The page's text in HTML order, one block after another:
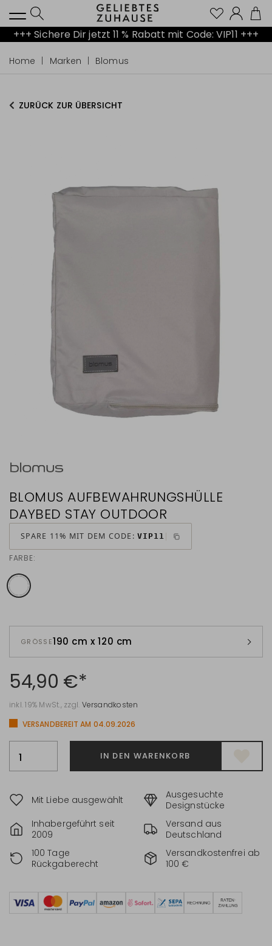
+++ Sichere Dir jetzt 11 % Rabatt mit Code: VIP11 +++
Home Marken Blomus
ZURÜCK ZUR ÜBERSICHT
BLOMUS AUFBEWAHRUNGSHÜLLE
DAYBED STAY OUTDOOR
SPARE 11% MIT DEM CODE: VIP11
FARBE:
GRÖSSE 190 cm x 120 cm
54,90 €*
inkl. 19% MwSt., zzgl. Versandkosten
VERSANDBEREIT AM 04.09.2026
IN DEN WARENKORB
Mit Liebe ausgewählt
Ausgesuchte
Designstücke
Inhabergeführt seit
2009
Versand aus
Deutschland
100 Tage
Rückgaberecht
Versandkostenfrei ab
100 €